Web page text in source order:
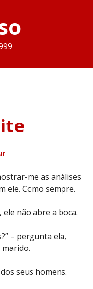
me as análises
ele. Como sempre.
não abre a boca.
– pergunta ela,
seus homens.